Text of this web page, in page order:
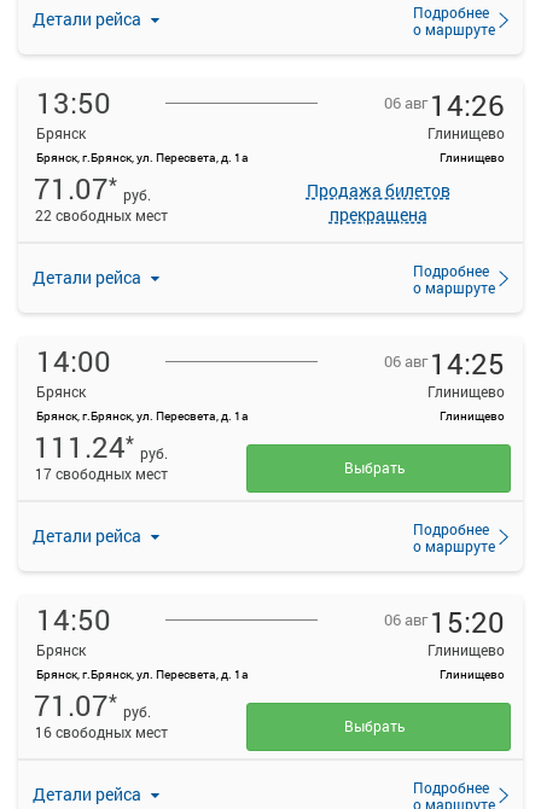
Детали рейса
Подробнее
о маршруте
13:50
Брянск
Брянск, г.Брянск, ул. Пересвета, д. 1а
06 авг 14:26
Глинищево
Глинищево
Детали рейса
Подробнее
о маршруте
71.07* руб.
22 свободных мест
Продажа билетов
прекращена
14:00
Брянск
Брянск, г.Брянск, ул. Пересвета, д. 1а
06 авг 14:25
Глинищево
Глинищево
Детали рейса
Подробнее
о маршруте
111.24* руб.
17 свободных мест
Выбрать
14:50
Брянск
Брянск, г.Брянск, ул. Пересвета, д. 1а
06 авг 15:20
Глинищево
Глинищево
Детали рейса
Подробнее
о маршруте
71.07* руб.
16 свободных мест
Выбрать